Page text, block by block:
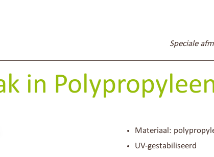
Speciale
in
Materiaal:
UV-gestabiliseerd